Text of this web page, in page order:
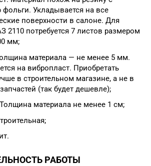
Укладывается на все
поверхности в салоне. Для
2110 потребуется 7 листов размером
мм;
материала — не менее 5 мм.
на вибропласт. Приобретать
в строительном магазине, а не в
(так будет дешевле);
материала не менее 1 см;
РАБОТЫ